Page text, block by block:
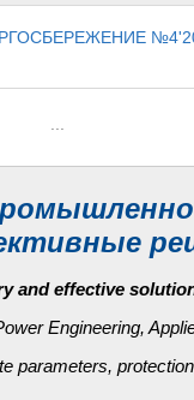
and effective
Engineering,
parameters,